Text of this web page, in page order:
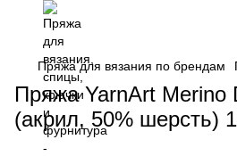
Пряжа для вязания по брендам
Пряжа YarnArt Merino
(акрил, 50% шерсть)